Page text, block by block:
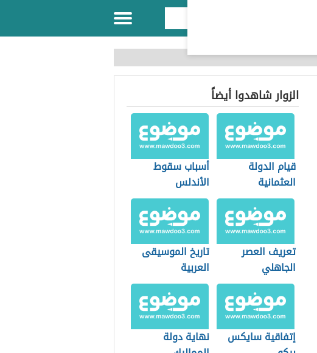
الزوار شاهدوا أيضاً
قيام الدولة
العثمانية
أسباب سقوط
الأندلس
تعريف العصر
الجاهلي
تاريخ الموسيقى
العربية
إتفاقية سايكس
نهاية دولة